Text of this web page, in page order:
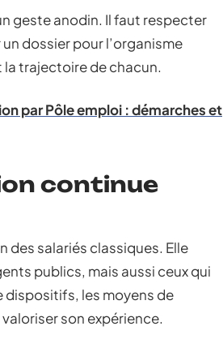
geste anodin. Il faut respecter
dossier pour l’organisme
la trajectoire de chacun.
par Pôle emploi : démarches et
continue
des salariés classiques. Elle
publics, mais aussi ceux qui
dispositifs, les moyens de
son expérience.